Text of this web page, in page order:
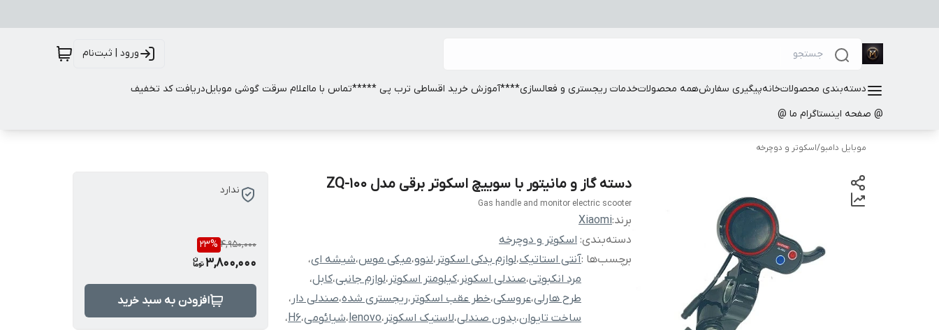
ورود | ثبت‌نام
دسته‌بندی محصولاتخانهپیگیری سفارشهمه محصولاتخدمات ریجستری و فعالسازی****آموزش خرید اقساطی ترب پی *****تماس با مااعلام سرقت گوشی موبایلدریافت کد تخفیف
@ صفحه اینستاگرام ما @
موبایل دامبو/اسکوتر و دوچرخه
دسته گاز و مانیتور با سوییچ اسکوتر برقی مدل ZQ-100
Gas handle and monitor electric scooter
برند:Xiaomi
دسته‌بندی: اسکوتر و دوچرخه
برچسب‌ها :آنتی استاتیک،لوازم یدکی اسکوتر ،لنوو،میکی موس،شیشه ای،
مرد انکبوتی،صندلی اسکونر ،کیلومتر اسکوتر ،لوازم جانبی،کابل،
طرح هارلی،عروسکی،خطر عقب اسکوتر ،ریجستری شده،صندلی دار ،
ساخت تایوان،بدون صندلی،لاستیک اسکوتر ،lenovo،شیائومی،H6،
ندارد
4,950,000
23%
3,800,000
افزودن به سبد خرید